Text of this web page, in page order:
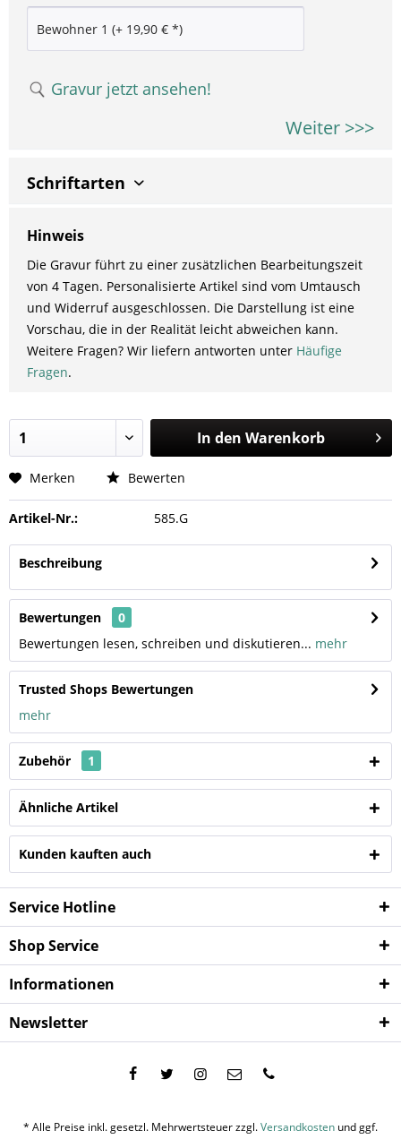
Gravur jetzt ansehen!
Weiter >>>
Schriftarten
Hinweis
Die Gravur führt zu einer zusätzlichen Bearbeitungszeit
von 4 Tagen. Personalisierte Artikel sind vom Umtausch
und Widerruf ausgeschlossen. Die Darstellung ist eine
Vorschau, die in der Realität leicht abweichen kann.
Weitere Fragen? Wir liefern antworten unter Häufige
Fragen.
In den Warenkorb
Merken Bewerten
Artikel-Nr.: 585.G
Beschreibung
Bewertungen
0
Bewertungen lesen, schreiben und diskutieren... mehr
Trusted Shops Bewertungen
mehr
Zubehör 1
Ähnliche Artikel
Kunden kauften auch
Service Hotline
Shop Service
Informationen
Newsletter
* Alle Preise inkl. gesetzl. Mehrwertsteuer zzgl.Versandkosten und ggf.